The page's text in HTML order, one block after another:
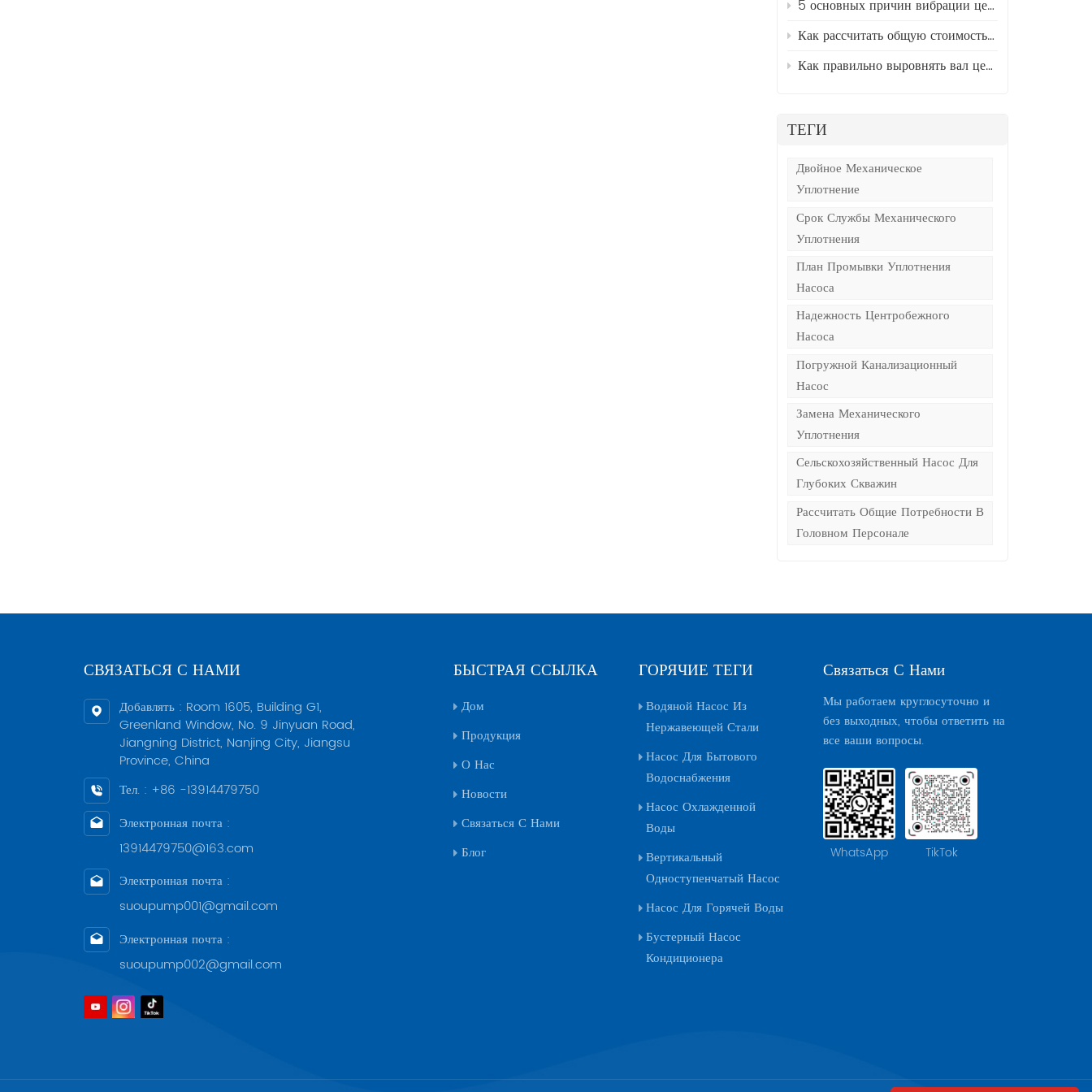
5 основных причин вибрации центробежных насосов и способы их устранения.
Как рассчитать общую стоимость владения (TCO) промышленными насосами
Как правильно выровнять вал центробежного насоса и двигателя за 5 простых шагов
ТЕГИ
Двойное Механическое
Уплотнение
Срок Службы Механического
Уплотнения
План Промывки Уплотнения
Насоса
Надежность Центробежного
Насоса
Погружной Канализационный
Насос
Замена Механического
Уплотнения
Сельскохозяйственный Насос Для
Глубоких Скважин
Рассчитать Общие Потребности В
Головном Персонале
СВЯЗАТЬСЯ С НАМИ
Добавлять : Room 1605, Building G1,
Greenland Window, No. 9 Jinyuan Road,
Jiangning District, Nanjing City, Jiangsu
Province, China
Тел. : +86 -13914479750
Электронная почта :
13914479750@163.com
Электронная почта :
suoupump001@gmail.com
Электронная почта :
suoupump002@gmail.com
БЫСТРАЯ ССЫЛКА
Дом
Продукция
О Нас
Новости
Связаться С Нами
Блог
ГОРЯЧИЕ ТЕГИ
Водяной Насос Из
Нержавеющей Стали
Насос Для Бытового
Водоснабжения
Насос Охлажденной
Воды
Вертикальный
Одноступенчатый Насос
Насос Для Горячей Воды
Бустерный Насос
Кондиционера
Связаться С Нами
Мы работаем круглосуточно и
без выходных, чтобы ответить на
все ваши вопросы.
WhatsApp TikTok